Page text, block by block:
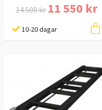
14 500 kr 11 550 kr
10-20 dagar